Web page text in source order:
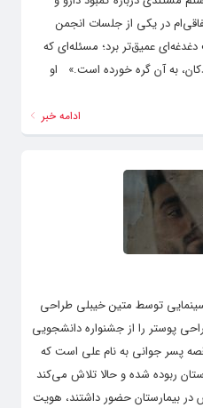
در یکی از جلسات انجمن
عمیق‌تر برد؛ مسئله‌ای که
به آن گره خورده است.» او
ادامه خبر
سینمایی توسط متین خیبلی طراحی
پوستر را از جشنواره دانشجویی
قصه پسر جوانی به نام علی است که
ربوده شده و حالا تلاش می‌کند
در بیمارستان حضور داشتند، هویت